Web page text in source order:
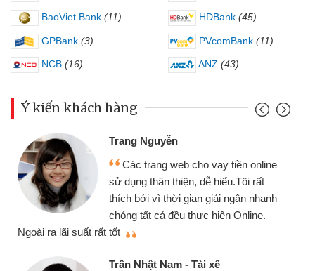
BaoViet Bank (11) HDBank (45)
GPBank (3) PVcomBank (11)
NCB (16) ANZ (43)
Ý kiến khách hàng
Trang Nguyễn
Các trang web cho vay tiền online
sử dụng thân thiện, dễ hiểu.Tôi rất
thích bởi vì thời gian giải ngân nhanh
chóng tất cả đều thực hiện Online.
Ngoài ra lãi suất rất tốt
Trần Nhật Nam - Tài xế